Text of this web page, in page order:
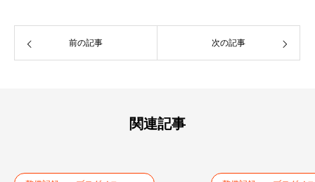
前の記事 次の記事
関連記事